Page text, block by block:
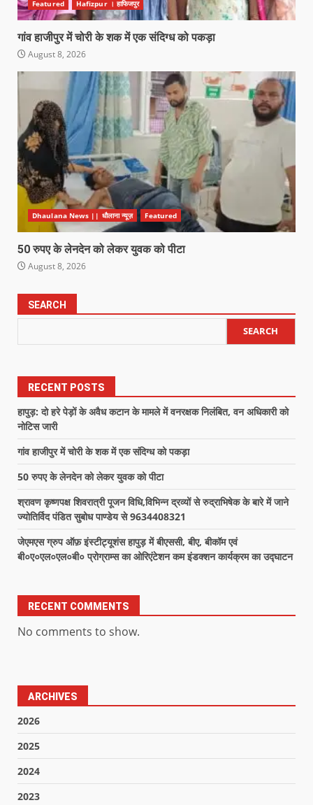
Featured Hafizpur । हाफिजपुर
गांव हाजीपुर में चोरी के शक में एक संदिग्ध को पकड़ा
August 8, 2026
Dhaulana News || धौलाना न्यूज़ Featured
50 रुपए के लेनदेन को लेकर युवक को पीटा
August 8, 2026
SEARCH
SEARCH
RECENT POSTS
हापुड़: दो हरे पेड़ों के अवैध कटान के मामले में वनरक्षक निलंबित, वन अधिकारी को
नोटिस जारी
गांव हाजीपुर में चोरी के शक में एक संदिग्ध को पकड़ा
50 रुपए के लेनदेन को लेकर युवक को पीटा
श्रावण कृष्णपक्ष शिवरात्री पूजन विधि,विभिन्न द्रव्यों से रुद्राभिषेक के बारे में जाने
ज्योतिर्विद पंडित सुबोध पाण्डेय से 9634408321
जेएमएस ग्रुप ऑफ़ इंस्टीट्यूशंस हापुड़ में बीएससी, बीए, बीकॉम एवं
बी०ए०एल०एल०बी० प्रोग्राम्स का ओरिएंटेशन कम इंडक्शन कार्यक्रम का उद्घाटन
RECENT COMMENTS
No comments to show.
ARCHIVES
2026
2025
2024
2023